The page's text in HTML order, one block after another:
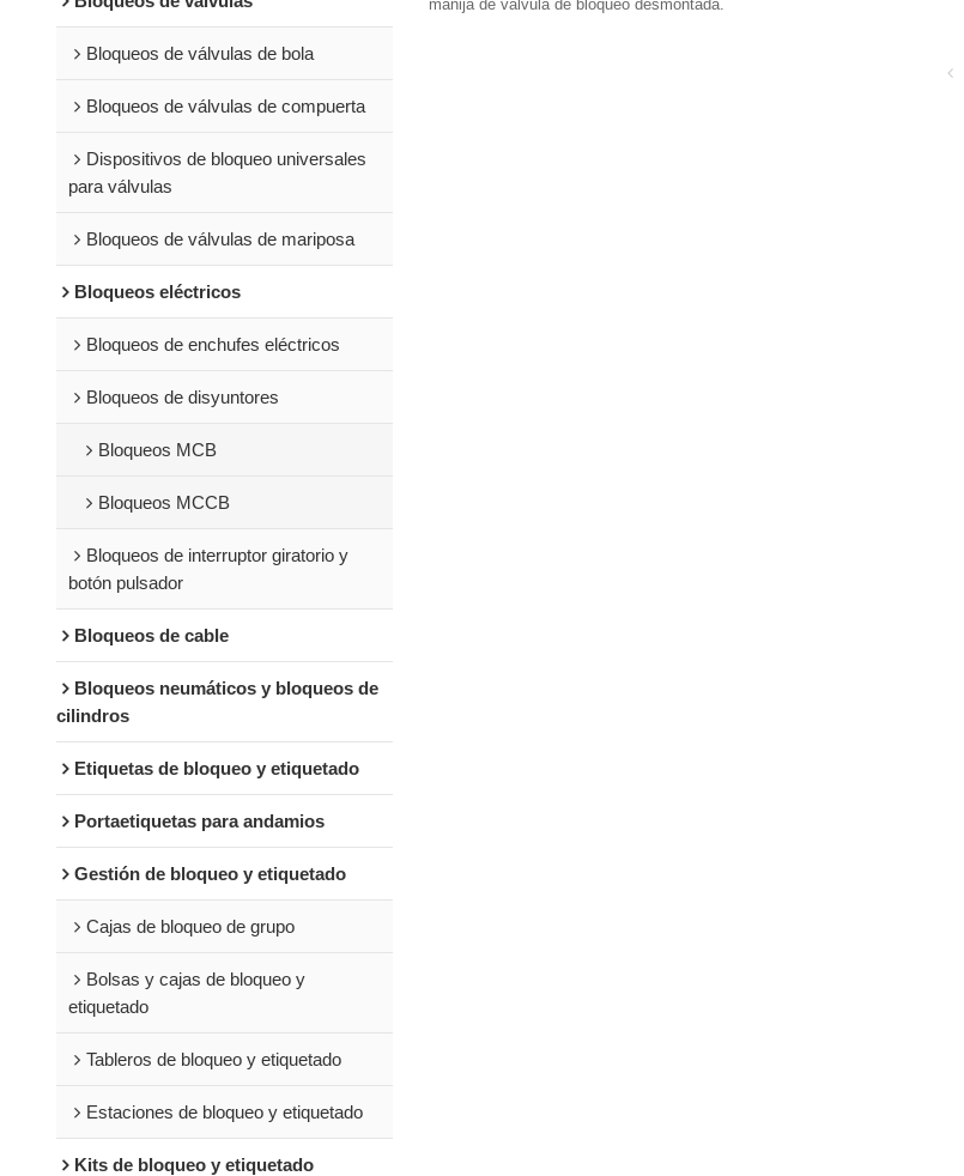
Bloqueos de válvulas de bola
Bloqueos de válvulas de compuerta
Dispositivos de bloqueo universales
para válvulas
Bloqueos de válvulas de mariposa
Bloqueos eléctricos
Bloqueos de enchufes eléctricos
Bloqueos de disyuntores
Bloqueos MCB
Bloqueos MCCB
Bloqueos de interruptor giratorio y
botón pulsador
Bloqueos de cable
Bloqueos neumáticos y bloqueos de
cilindros
Etiquetas de bloqueo y etiquetado
Portaetiquetas para andamios
Gestión de bloqueo y etiquetado
Cajas de bloqueo de grupo
Bolsas y cajas de bloqueo y
etiquetado
Tableros de bloqueo y etiquetado
Estaciones de bloqueo y etiquetado
Kits de bloqueo y etiquetado
cerraduras Lita
manija de válvula de bloqueo desmontada.